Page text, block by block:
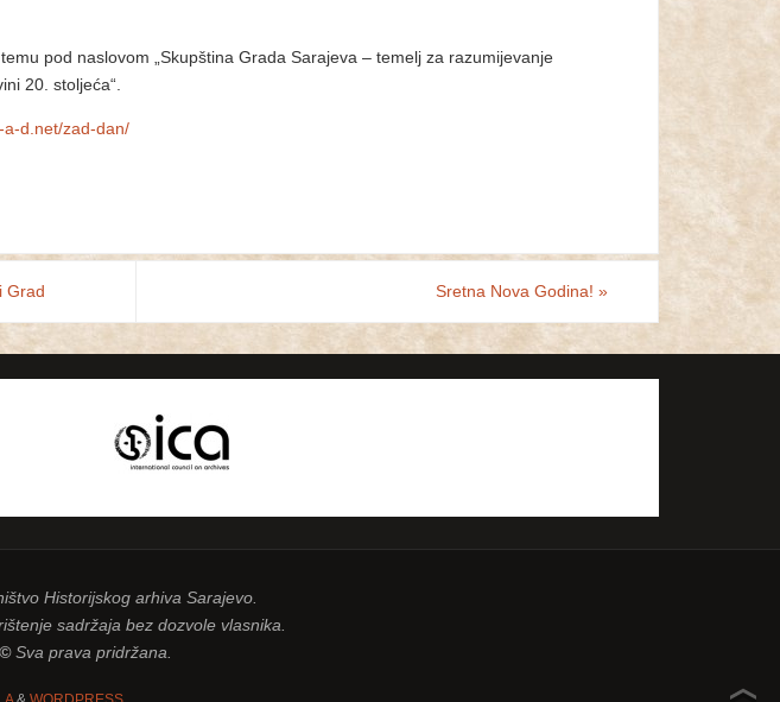
pod naslovom „Skupština Grada Sarajeva – temelj za razumijevanje
20. stoljeća“.
a-d.net/zad-dan/
Grad Sretna Nova Godina! »
Historijskog arhiva Sarajevo.
sadržaja bez dozvole vlasnika.
Sva prava pridržana.